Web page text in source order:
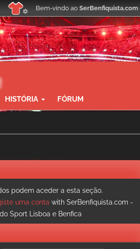
Bem-vindo ao SerBenfiquista.com
HISTÓRIA FÓRUM
podem aceder a esta seção.
uma conta with SerBenfiquista.com -
Sport Lisboa e Benfica